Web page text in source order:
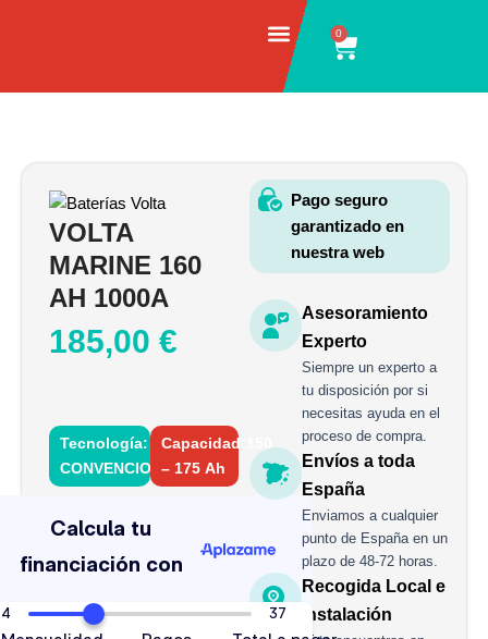
0
Carrito
VOLTA
MARINE 160
AH 1000A
185,00 €
Tecnología:
CONVENCIONAL
Capacidad:150
– 175 Ah
MARINE
160
AH
cantidad
Asesoramiento
Experto
Siempre un experto a
tu disposición por si
necesitas ayuda en el
proceso de compra.
Envíos a toda
España
Enviamos a cualquier
punto de España en un
plazo de 48-72 horas.
Recogida Local e
Instalación
Pago seguro
garantizado en
nuestra web